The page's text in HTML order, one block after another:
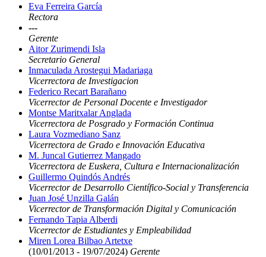
Eva Ferreira García
Rectora
---
Gerente
Aitor Zurimendi Isla
Secretario General
Inmaculada Arostegui Madariaga
Vicerrectora de Investigacion
Federico Recart Barañano
Vicerrector de Personal Docente e Investigador
Montse Maritxalar Anglada
Vicerrectora de Posgrado y Formación Continua
Laura Vozmediano Sanz
Vicerrectora de Grado e Innovación Educativa
M. Juncal Gutierrez Mangado
Vicerrectora de Euskera, Cultura e Internacionalización
Guillermo Quindós Andrés
Vicerrector de Desarrollo Científico-Social y Transferencia
Juan José Unzilla Galán
Vicerrector de Transformación Digital y Comunicación
Fernando Tapia Alberdi
Vicerrector de Estudiantes y Empleabilidad
Miren Lorea Bilbao Artetxe
(10/01/2013 - 19/07/2024) Gerente